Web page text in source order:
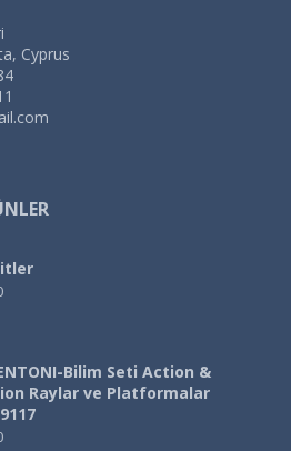
Cyprus
Bilim Seti Action &
Raylar ve Platformalar